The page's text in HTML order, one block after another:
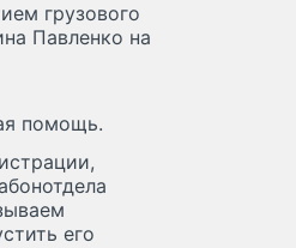
грузового
Павленко на
помощь.
его